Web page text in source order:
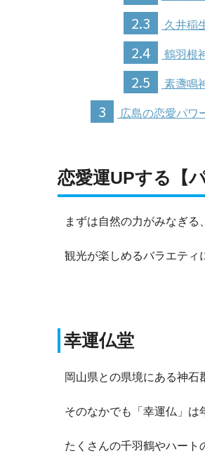
2.3 久井稲
2.4 鶴羽根
2.5 素盞鳴
3 広島の恋愛パワ
恋愛運UPする【
まずは自然の力がみなぎる
観光が楽しめるバラエティ
幸運仏堂
岡山県との県境にある神石
そのなかでも「幸運仏」は
たくさんの千羽鶴やハート